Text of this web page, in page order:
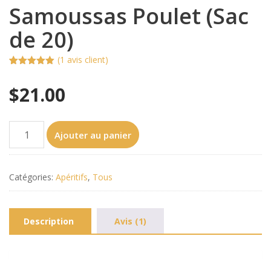
Samoussas Poulet (Sac
de 20)
basé sur
notation
(1 avis client)
$21.00
Samoussas
Poulet
Ajouter au panier
Catégories: Apéritifs, Tous
Description Avis (1)